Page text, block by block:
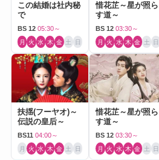
この結婚は社内秘
で
BS 12 05:30～
月 火 水 木 金 土 日
惜花芷～星が照ら
す道～
BS 12 03:30～
月 火 水 木 金 土 日
扶揺(フーヤオ)～
伝説の皇后～
BS11 04:00～
月 火 水 木 金 土 日
惜花芷～星が照ら
す道～
BS 12 03:30～
月 火 水 木 金 土 日